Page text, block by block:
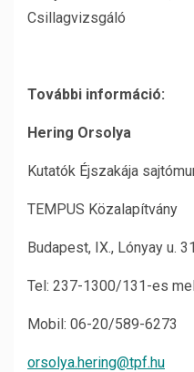
Csillagvizsgáló
További információ:
Hering Orsolya
Kutatók Éjszakája
TEMPUS Közalapítvány
Budapest, IX., Lónyay u.
Tel: 237-1300/131-es
Mobil: 06-20/589-6273
orsolya.hering@tpf.hu